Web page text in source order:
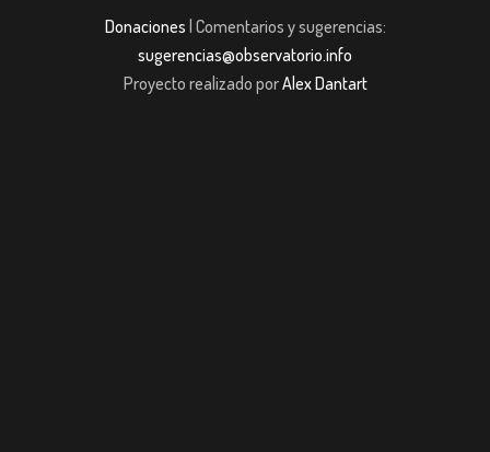
Donaciones | Comentarios y sugerencias:
sugerencias@observatorio.info
Proyecto realizado porAlex Dantart